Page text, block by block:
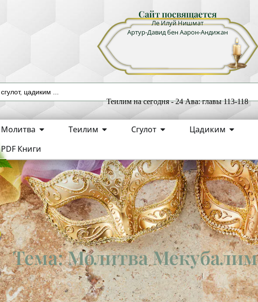
Сайт посвящается
Ле Илуй Нишмат
Артур-Давид бен Аарон-Андижан
Теилим на сегодня - 24 Ава: главы 113-118
Молитва Теилим Сгулот Цадиким
PDF Книги
Тема: Молитва Мекубалим